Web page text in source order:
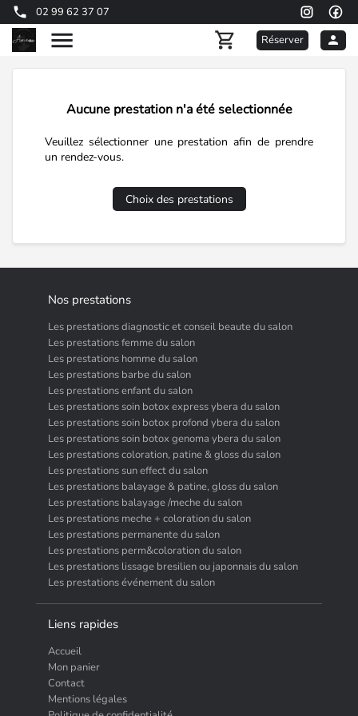
02 99 62 37 07
Réserver
Aucune prestation n'a été selectionnée
Veuillez sélectionner une prestation afin de prendre
un rendez-vous.
Choix des prestations
Nos prestations
Les prestations diagnostic et conseil beaute du salon
Les prestations femme du salon
Les prestations homme du salon
Les prestations barbe du salon
Les prestations enfant du salon
Les prestations soin botox express ybera du salon
Les prestations soin botox profond ybera du salon
Les prestations soin botox genoma ybera du salon
Les prestations coloration, patine & gloss du salon
Les prestations sun effect du salon
Les prestations balayage & patine, gloss du salon
Les prestations balayage /meche du salon
Les prestations meche + coloration du salon
Les prestations permanente du salon
Les prestations perm&coloration du salon
Les prestations lissage bresilien ou japonnais du salon
Les prestations événement du salon
Liens rapides
Accueil
Mon panier
Contact
Mentions légales